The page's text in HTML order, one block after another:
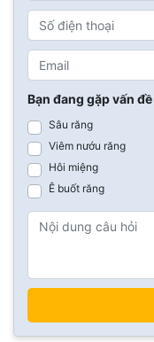
Bạn đang gặp vấn
Sâu răng
Viêm nướu răng
Hôi miệng
Ê buốt răng